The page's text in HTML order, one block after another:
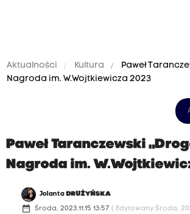
Aktualności Kultura
Paweł
Nagroda im. W.Wojtkiewicza 2023
Paweł Taranczewski
Nagroda im.
Jolanta DRUŻYŃSKA
date_range Środa, 2023.11.15 13:57 ( Edytowany Środa,